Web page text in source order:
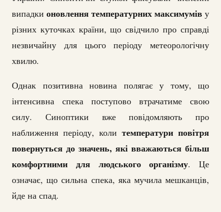
випадки оновлення температурних максимумів у
різних куточках країни, що свідчило про справді
незвичайну для цього періоду метеорологічну
хвилю.
Однак позитивна новина полягає у тому, що
інтенсивна спека поступово втрачатиме свою
силу. Синоптики вже повідомляють про
наближення періоду, коли температури повітря
повернуться до значень, які вважаються більш
комфортними для людського організму. Це
означає, що сильна спека, яка мучила мешканців,
йде на спад.